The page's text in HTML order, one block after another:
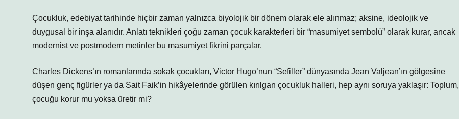
Çocukluk, edebiyat tarihinde hiçbir zaman yalnızca biyolojik bir dönem olarak ele alınmaz; aksine, ideolojik ve
duygusal bir inşa alanıdır. Anlatı teknikleri çoğu zaman çocuk karakterleri bir “masumiyet sembolü” olarak kurar, ancak
modernist ve postmodern metinler bu masumiyet fikrini parçalar.
Charles Dickens’ın romanlarında sokak çocukları, Victor Hugo’nun “Sefiller” dünyasında Jean Valjean’ın gölgesine
düşen genç figürler ya da Sait Faik’in hikâyelerinde görülen kırılgan çocukluk halleri, hep aynı soruya yaklaşır: Toplum,
çocuğu korur mu yoksa üretir mi?